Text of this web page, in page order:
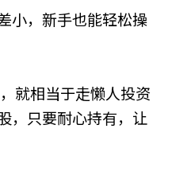
小，新手也能轻松操
就相当于走懒人投资
，只要耐心持有，让